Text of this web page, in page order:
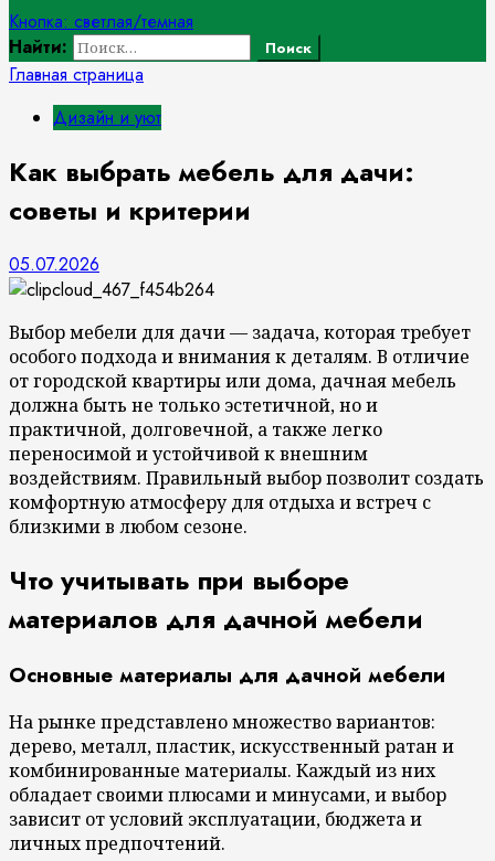
Кнопка: светлая/темная
Найти:
Главная страница
Дизайн и уют
Как выбрать мебель для дачи:
советы и критерии
05.07.2026
Выбор мебели для дачи — задача, которая требует
особого подхода и внимания к деталям. В отличие
от городской квартиры или дома, дачная мебель
должна быть не только эстетичной, но и
практичной, долговечной, а также легко
переносимой и устойчивой к внешним
воздействиям. Правильный выбор позволит создать
комфортную атмосферу для отдыха и встреч с
близкими в любом сезоне.
Что учитывать при выборе
материалов для дачной мебели
Основные материалы для дачной мебели
На рынке представлено множество вариантов:
дерево, металл, пластик, искусственный ратан и
комбинированные материалы. Каждый из них
обладает своими плюсами и минусами, и выбор
зависит от условий эксплуатации, бюджета и
личных предпочтений.